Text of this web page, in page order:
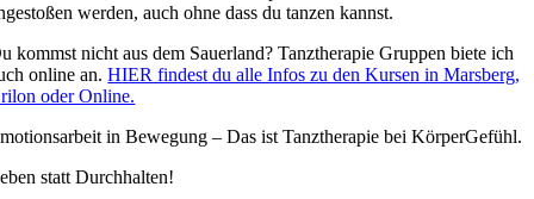
werden, auch ohne dass du tanzen kannst.
kommst nicht aus dem Sauerland? Tanztherapie Gruppen biete ich
online an.HIER findest du alle Infos zu den Kursen in Marsberg,
oder Online.
in Bewegung – Das ist Tanztherapie bei KörperGefühl.
statt Durchhalten!